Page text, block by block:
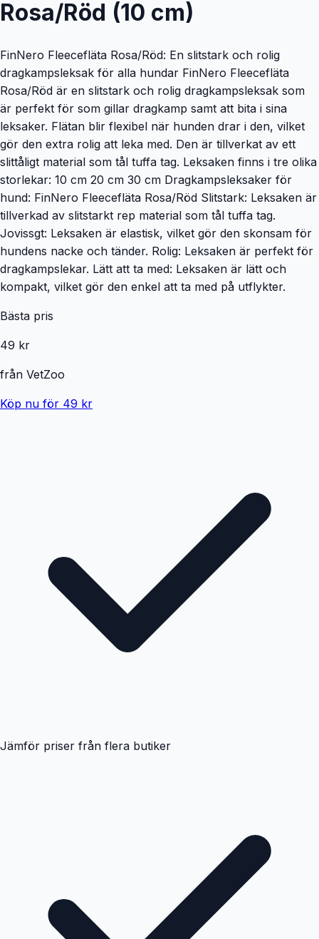
Rosa/Röd (10 cm)
FinNero Fleecefläta Rosa/Röd: En slitstark och rolig
dragkampsleksak för alla hundar FinNero Fleecefläta
Rosa/Röd är en slitstark och rolig dragkampsleksak som
är perfekt för som gillar dragkamp samt att bita i sina
leksaker. Flätan blir flexibel när hunden drar i den, vilket
gör den extra rolig att leka med. Den är tillverkat av ett
slittåligt material som tål tuffa tag. Leksaken finns i tre olika
storlekar: 10 cm 20 cm 30 cm Dragkampsleksaker för
hund: FinNero Fleecefläta Rosa/Röd Slitstark: Leksaken är
tillverkad av slitstarkt rep material som tål tuffa tag.
Jovissgt: Leksaken är elastisk, vilket gör den skonsam för
hundens nacke och tänder. Rolig: Leksaken är perfekt för
dragkampslekar. Lätt att ta med: Leksaken är lätt och
kompakt, vilket gör den enkel att ta med på utflykter.
Bästa pris
49 kr
från VetZoo
Köp nu för 49 kr
Jämför priser från flera butiker